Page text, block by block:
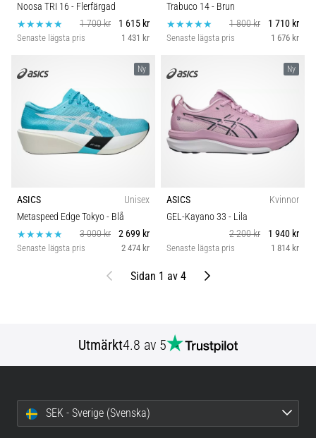
Noosa TRI 16 - Flerfärgad
1 700 kr
1 615 kr
Senaste lägsta pris 1 431 kr
Trabuco 14- Brun
1 800 kr
1 710 kr
Senaste lägsta pris 1 676 kr
Ny
ASICS
Unisex
Metaspeed Edge Tokyo- Blå
3 000 kr
2 699 kr
Senaste lägsta pris 2 474 kr
Ny
ASICS
Kvinnor
GEL-Kayano 33 - Lila
2 200 kr
1 940 kr
Senaste lägsta pris 1 814 kr
Föregående
Sidan 1 av 4 Nästa
Utmärkt4.8 av 5
SEK - Sverige (Svenska)